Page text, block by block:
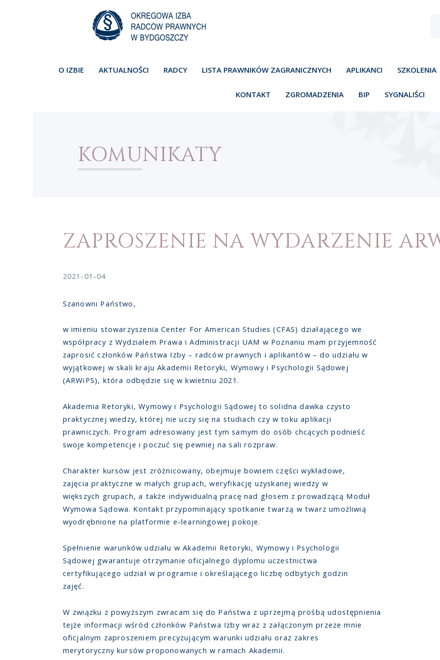
O IZBIE AKTUALNOŚCI RADCY LISTA PRAWNIKÓW ZAGRANICZNYCH APLIKANCI SZKOLENIA
KONTAKT ZGROMADZENIA BIP SYGNALIŚCI
KOMUNIKATY
ZAPROSZENIE NA WYDARZENIE
2021-01-04
Szanowni Państwo,
w imieniu stowarzyszenia Center For American Studies (CFAS) działającego we
współpracy z Wydziałem Prawa i Administracji UAM w Poznaniu mam przyjemność
zaprosić członków Państwa Izby – radców prawnych i aplikantów – do udziału w
wyjątkowej w skali kraju Akademii Retoryki, Wymowy i Psychologii Sądowej
(ARWiPS), która odbędzie się w kwietniu 2021.
Akademia Retoryki, Wymowy i Psychologii Sądowej to solidna dawka czysto
praktycznej wiedzy, której nie uczy się na studiach czy w toku aplikacji
prawniczych. Program adresowany jest tym samym do osób chcących podnieść
swoje kompetencje i poczuć się pewniej na sali rozpraw.
Charakter kursów jest zróżnicowany, obejmuje bowiem części wykładowe,
zajęcia praktyczne w małych grupach, weryfikację uzyskanej wiedzy w
większych grupach, a także indywidualną pracę nad głosem z prowadzącą Moduł
Wymowa Sądowa. Kontakt przypominający spotkanie twarzą w twarz umożliwią
wyodrębnione na platformie e-learningowej pokoje.
Spełnienie warunków udziału w Akademii Retoryki, Wymowy i Psychologii
Sądowej gwarantuje otrzymanie oficjalnego dyplomu uczestnictwa
certyfikującego udział w programie i określającego liczbę odbytych godzin
zajęć.
W związku z powyższym zwracam się do Państwa z uprzejmą prośbą udostępnienia
tejże informacji wśród członków Państwa Izby wraz z załączonym przeze mnie
oficjalnym zaproszeniem precyzującym warunki udziału oraz zakres
merytoryczny kursów proponowanych w ramach Akademii.